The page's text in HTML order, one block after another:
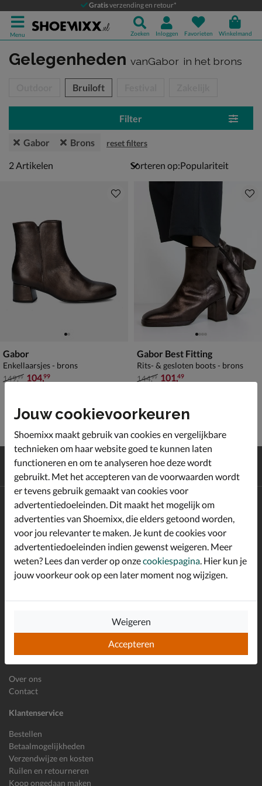
Gratisverzending en retour*
Menu Zoeken Inloggen Favorieten Winkelmand
Gelegenheden vanGabor in het brons
Bruiloft
Filter
Gabor Brons reset filters
2 artikelen
2Artikelen Sorteren op:
Gabor
Enkellaarsjes - brons
van € 149,99 voor € 104,99
149,99 104,99
Gabor Best Fitting
Rits- & gesloten boots - brons
van € 144,99 voor € 101,49
144,99 101,49
Gratisverzending en retour*
Achteraf betalen
Shoemixx
Over ons
Contact
Klantenservice
Bestellen
Betaalmogelijkheden
Verzendwijze en kosten
Ruilen en retourneren
Koop ongedaan maken
Altijd op de hoogte zijn?
Schrijf je in voor de Shoemixx nieuwsbrief en ontvang €10,-
welkomstkorting!
E-mailadres
Jouw cookievoorkeuren
Shoemixx maakt gebruik van cookies en vergelijkbare
technieken om haar website goed te kunnen laten
functioneren en om te analyseren hoe deze wordt
gebruikt. Met het accepteren van de voorwaarden wordt
er tevens gebruik gemaakt van cookies voor
advertentiedoeleinden. Dit maakt het mogelijk om
advertenties van Shoemixx, die elders getoond worden,
voor jou relevanter te maken. Je kunt de cookies voor
advertentiedoeleinden indien gewenst weigeren. Meer
weten? Lees dan verder op onzecookiespagina . Hier kun je
jouw voorkeur ook op een later moment nog wijzigen.
Accepteren
Weigeren